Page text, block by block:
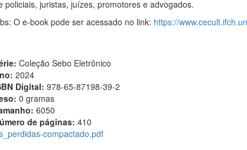
policiais, juristas, juízes, promotores e advogados.
O e-book pode ser acessado no link: https://
Coleção Sebo Eletrônico
2024
Digital: 978-65-87198-39-2
0 gramas
6050
de páginas: 410
compactado.pdf